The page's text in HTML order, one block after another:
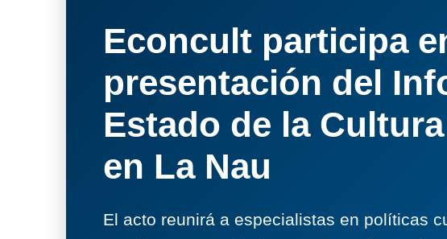
Econcult participa
presentación del
Estado de la
en La Nau
El acto reunirá a especialistas en políticas